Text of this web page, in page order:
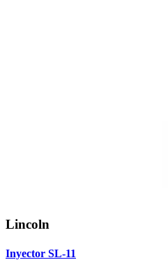
Lincoln
Inyector SL-11